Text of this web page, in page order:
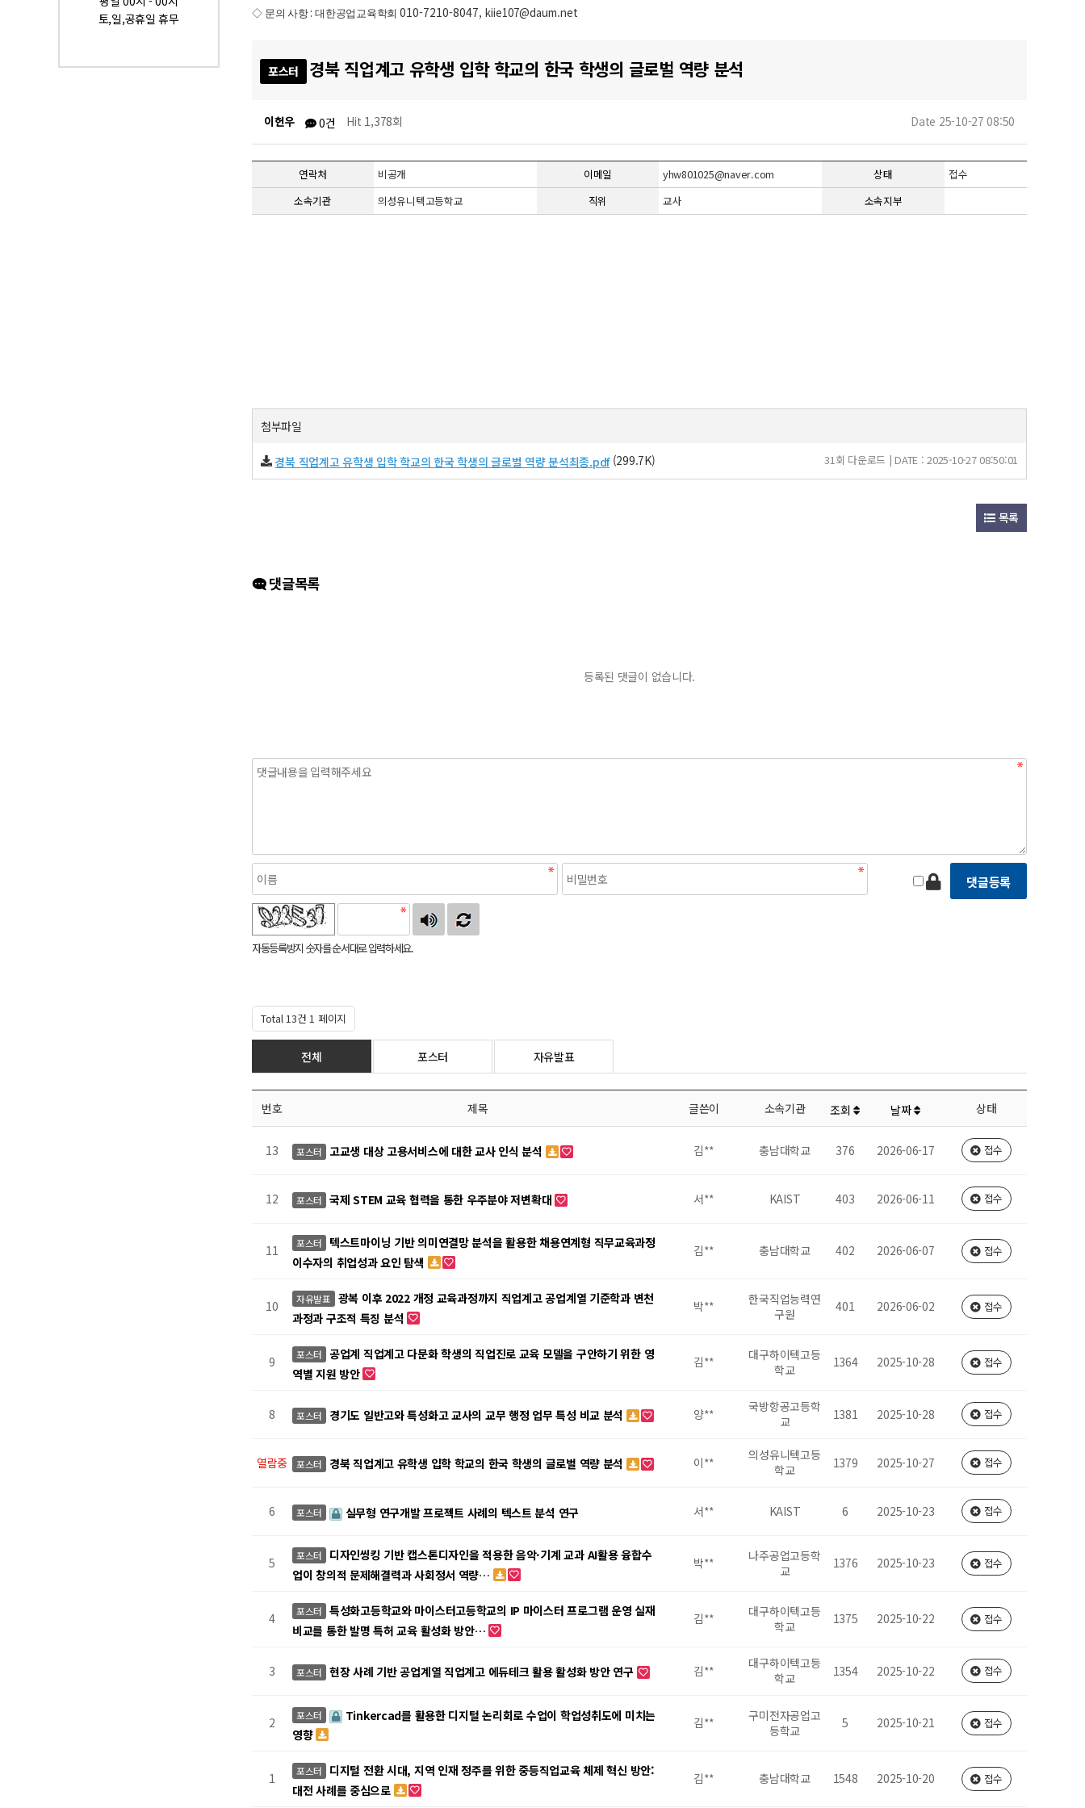
토,일,공휴일 휴무
◇ 문의 사항 :대한공업교육학회 010-7210-8047, kiie107@daum.net
포스터 경북 직업계고 유학생 입학 학교의 한국 학생의 글로벌 역량 분석
이헌우 0건 Hit 1,378회 Date 25-10-27 08:50
연락처 비공개 이메일 yhw801025@naver.com 상태
접수
소속기관
의성유니텍고등학교 직위 교사 소속지부
첨부파일
경북 직업계고 유학생 입학 학교의 한국 학생의 글로벌 역량 분석최종.pdf(299.7K) 31회 다운로드 | DATE : 2025-10-27 08:50:01
목록
댓글목록
등록된 댓글이 없습니다.
자동등록방지 숫자를 순서대로 입력하세요.
Total 13건 1 페이지
전체 포스터 자유발표
번호 제목 글쓴이 소속기관 조회 날짜 상태
13 포스터 고교생 대상 고용서비스에 대한 교사 인식 분석 김** 충남대학교 376 2026-06-17 접수
12 포스터 국제 STEM 교육 협력을 통한 우주분야 저변확대 서** KAIST 403 2026-06-11 접수
11 포스터
텍스트마이닝 기반 의미연결망 분석을 활용한 채용연계형 직무교육과정
이수자의 취업성과 요인 탐색
김** 충남대학교 402 2026-06-07 접수
10 자유발표
광복 이후 2022 개정 교육과정까지 직업계고 공업계열 기준학과 변천
과정과 구조적 특징 분석
박**
한국직업능력연
구원
401 2026-06-02 접수
9 포스터
공업계 직업계고 다문화 학생의 직업진로 교육 모델을 구안하기 위한 영
역별 지원 방안
김**
대구하이텍고등
학교
1364 2025-10-28 접수
8 포스터 경기도 일반고와 특성화고 교사의 교무 행정 업무 특성 비교 분석 양**
국방항공고등학
교
1381 2025-10-28 접수
열람중 포스터 경북 직업계고 유학생 입학 학교의 한국 학생의 글로벌 역량 분석 이**
의성유니텍고등
학교
1379 2025-10-27 접수
6 포스터 실무형 연구개발 프로젝트 사례의 텍스트 분석 연구 서** KAIST 6 2025-10-23 접수
5 포스터
디자인씽킹 기반 캡스톤디자인을 적용한 음악·기계 교과 AI활용 융합수
업이 창의적 문제해결력과 사회정서 역량…
박**
나주공업고등학
교
1376 2025-10-23 접수
4 포스터
특성화고등학교와 마이스터고등학교의 IP 마이스터 프로그램 운영 실재
비교를 통한 발명 특허 교육 활성화 방안…
김**
대구하이텍고등
학교
1375 2025-10-22 접수
3 포스터 현장 사례 기반 공업계열 직업계고 에듀테크 활용 활성화 방안 연구 김**
대구하이텍고등
학교
1354 2025-10-22 접수
2 포스터
Tinkercad를 활용한 디지털 논리회로 수업이 학업성취도에 미치는
영향
김**
구미전자공업고
등학교
5 2025-10-21 접수
1 포스터
디지털 전환 시대, 지역 인재 정주를 위한 중등직업교육 체제 혁신 방안:
대전 사례를 중심으로
김** 충남대학교 1548 2025-10-20 접수